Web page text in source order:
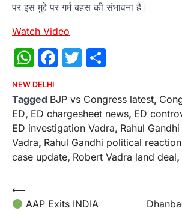
पर इस मुद्दे पर गर्म बहस की संभावना है।
Watch Video
WhatsApp
Facebook
Twitter
NEW DELHI
Tagged BJP vs Congress latest,
ED, ED chargesheet news, ED
ED investigation Vadra, Rahul
Vadra, Rahul Gandhi political reaction
case update, Robert Vadra land deal,
Post
⟵
AAP Exits INDIA